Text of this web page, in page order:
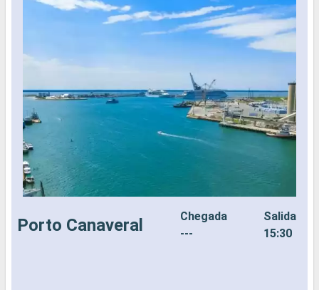
Porto Canaveral
Chegada
---
Salida
15:30